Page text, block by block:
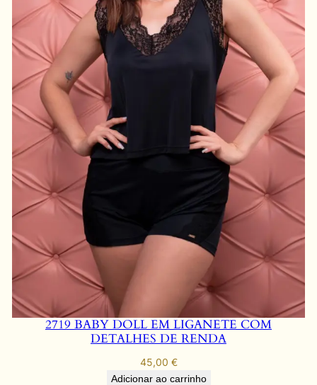
2719 BABY DOLL EM LIGANETE COM
DETALHES DE RENDA
45,00 €
Adicionar ao carrinho